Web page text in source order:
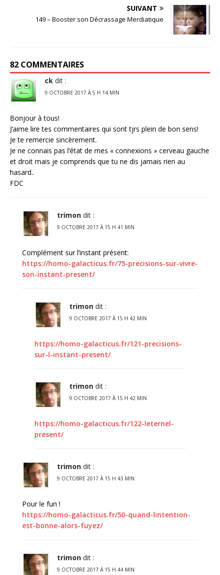
SUIVANT
149 – Booster son Décrassage Merdiatique
82 COMMENTAIRES
ck dit :
9 OCTOBRE 2017 À 5 H 14 MIN
Bonjour à tous!
J’aime lire tes commentaires qui sont tjrs plein de bon sens!
Je te remercie sincèrement.
Je ne connais pas l’état de mes « connexions » cerveau gauche
et droit mais je comprends que tu ne dis jamais rien au
hasard..
FDC
trimon dit :
9 OCTOBRE 2017 À 15 H 41 MIN
Complément sur l’instant présent:
https://homo-galacticus.fr/75-precisions-sur-vivre-
son-instant-present/
trimon dit :
9 OCTOBRE 2017 À 15 H 42 MIN
https://homo-galacticus.fr/121-precisions-
sur-l-instant-present/
trimon dit :
9 OCTOBRE 2017 À 15 H 42 MIN
https://homo-galacticus.fr/122-leternel-
present/
trimon dit :
9 OCTOBRE 2017 À 15 H 43 MIN
Pour le fun !
https://homo-galacticus.fr/50-quand-lintention-
est-bonne-alors-fuyez/
trimon dit :
9 OCTOBRE 2017 À 15 H 44 MIN